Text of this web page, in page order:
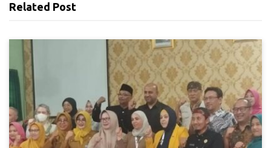
Related Post